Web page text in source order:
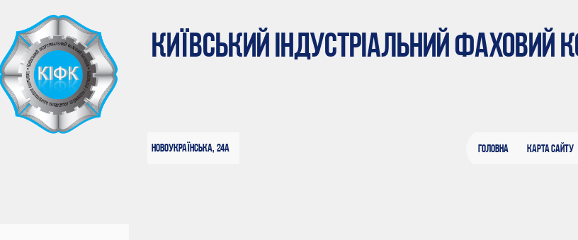
КИЇВСЬКИЙ ІНДУСТРІАЛЬНИЙ ФАХОВИЙ
Новоукраїнська, 24а Головна Карта сайту